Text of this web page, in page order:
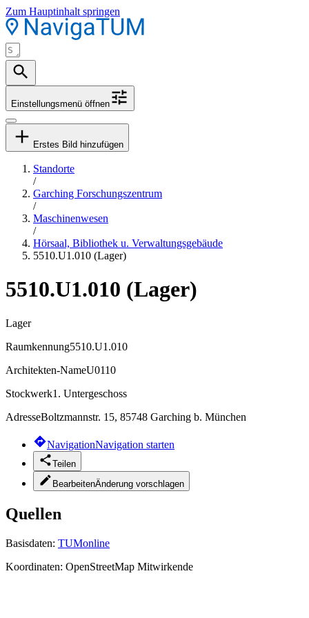
Zum Hauptinhalt springen
Einstellungsmenü öffnen
Erstes Bild hinzufügen
Standorte
/
Garching Forschungszentrum
/
Maschinenwesen
/
Hörsaal, Bibliothek u. Verwaltungsgebäude
5510.U1.010 (Lager)
5510.U1.010 (Lager)
Lager
Raumkennung5510.U1.010
Architekten-NameU0110
Stockwerk1. Untergeschoss
AdresseBoltzmannstr. 15, 85748 Garching b. München
NavigationNavigation starten
Teilen
BearbeitenÄnderung vorschlagen
Quellen
Basisdaten: TUMonline
Koordinaten: OpenStreetMap Mitwirkende